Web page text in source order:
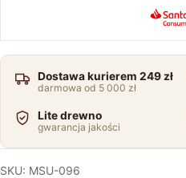
Dostawa kurierem 249 zł
darmowa od 5 000 zł
Lite drewno
gwarancja jakości
SKU: MSU-096